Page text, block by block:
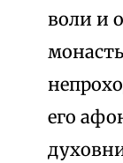
воли и
его